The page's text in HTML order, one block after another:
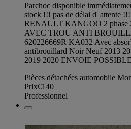
Parchoc disponible
stock !!! pas de délai d' attente
RENAULT KANGOO 2
AVEC TROU ANTI
620226669R KA032 Avec
antibrouillard Noir Neuf 2013
2019 2020 ENVOIE
Pièces détachées automobile
Prix€140
Professionnel